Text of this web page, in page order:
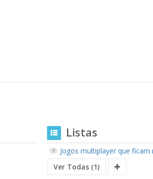
Listas
Jogos multiplayer que
Ver Todas (1)